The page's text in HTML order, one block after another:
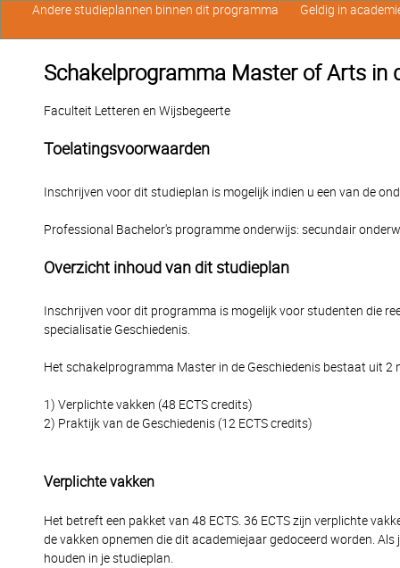
Schakelprogramma Master of Arts in
Faculteit Letteren en Wijsbegeerte
Toelatingsvoorwaarden
Inschrijven voor dit studieplan is mogelijk indien u een van de
Professional Bachelor's programme onderwijs: secundair
Overzicht inhoud van dit studieplan
Inschrijven voor dit programma is mogelijk voor studenten die
specialisatie Geschiedenis.
Het schakelprogramma Master in de Geschiedenis bestaat uit 2
1) Verplichte vakken (48 ECTS credits)
2) Praktijk van de Geschiedenis (12 ECTS credits)
Verplichte vakken
Het betreft een pakket van 48 ECTS. 36 ECTS zijn verplichte
de vakken opnemen die dit academiejaar gedoceerd worden.
houden in je studieplan.
Andere studieplannen binnen dit programma Geldig in